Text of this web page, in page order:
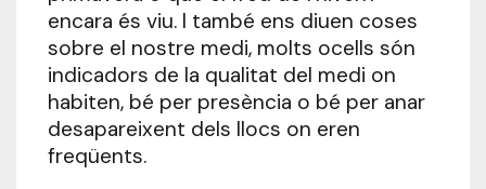
encara és viu. I també ens diuen coses
sobre el nostre medi, molts ocells són
indicadors de la qualitat del medi on
habiten, bé per presència o bé per anar
desapareixent dels llocs on eren
freqüents.